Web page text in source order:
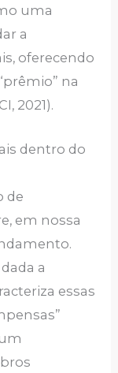
uma
a
oferecendo
na
2021).
dentro do
de
em nossa
a
essas